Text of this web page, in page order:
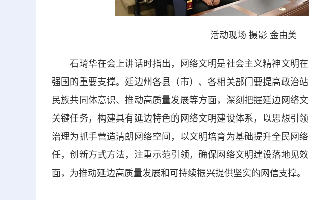
活动现场 摄影 金由美
石琦华在会上讲话时指出，网络文明是社会主义精神文明在
强国的重要支撑。延边州各县（市）、各相关部门要提高政治
民族共同体意识、推动高质量发展等方面，深刻把握延边网络
关键任务，构建具有延边特色的网络文明建设体系，以思想引
治理为抓手营造清朗网络空间，以文明培育为基础提升全民网
任，创新方式方法，注重示范引领，确保网络文明建设落地见
面，为推动延边高质量发展和可持续振兴提供坚实的网信支撑。